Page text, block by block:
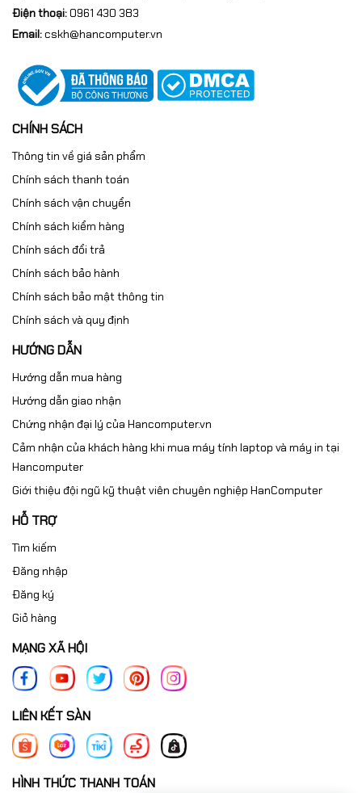
Điện thoại:0961 430 383
Email:cskh@hancomputer.vn
CHÍNH SÁCH
Thông tin về giá sản phẩm
Chính sách thanh toán
Chính sách vận chuyển
Chính sách kiểm hàng
Chính sách đổi trả
Chính sách bảo hành
Chính sách bảo mật thông tin
Chính sách và quy định
HƯỚNG DẪN
Hướng dẫn mua hàng
Hướng dẫn giao nhận
Chứng nhận đại lý của Hancomputer.vn
Cảm nhận của khách hàng khi mua máy tính laptop và máy in tại
Hancomputer
Giới thiệu đội ngũ kỹ thuật viên chuyên nghiệp HanComputer
HỖ TRỢ
Tìm kiếm
Đăng nhập
Đăng ký
Giỏ hàng
MẠNG XÃ HỘI
LIÊN KẾT SÀN
HÌNH THỨC THANH TOÁN